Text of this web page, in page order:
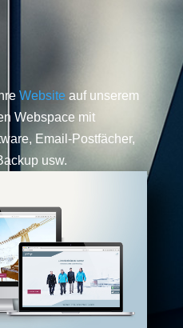
Website auf unserem
Webspace mit
Email-Postfächer,
usw.